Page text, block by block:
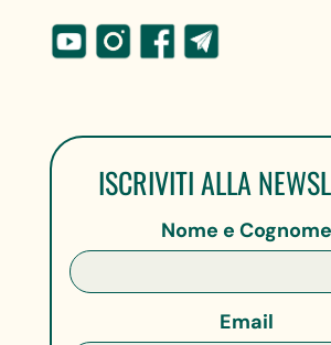
ISCRIVITI ALLA
Nome e Cognome
Email